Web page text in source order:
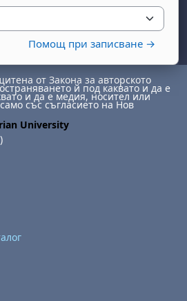
Помощ при записване →
от Закона за авторското
й под каквато и да е
и да е медия, носител или
със съгласието на Нов
University
)